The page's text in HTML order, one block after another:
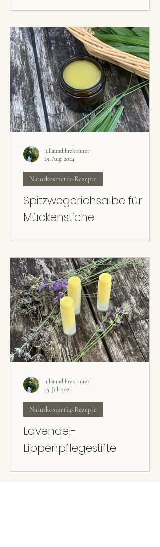
Rezept für trockene Haut.
Spitzwegerichsalbe für
Mückenstiche
Gelsenstichen.
Naturkosmetik-Rezepte
juliaundihrekräuter
25. Aug. 2024
Lavendel-
Lippenpflegestifte
Naturkosmetik-Rezepte
juliaundihrekräuter
25. Juli 2024